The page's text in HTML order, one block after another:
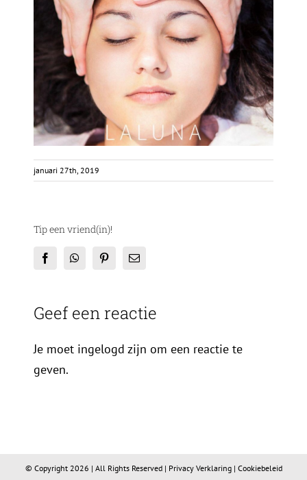
januari 27th, 2019
Tip een vriend(in)!
FacebookWhatsAppPinterestE-
Geef een reactie
Je moet ingelogd zijn om een reactie te
geven.
© Copyright 2026 | All Rights Reserved | Privacy Verklaring| Cookiebeleid